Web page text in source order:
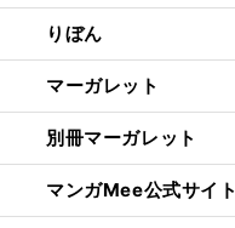
りぼん
マーガレット
別冊マーガレット
マンガMee公式サイト